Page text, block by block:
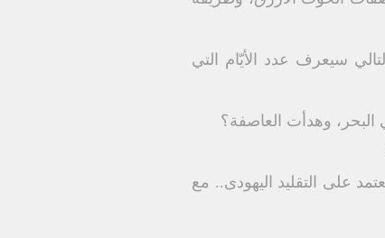
سيعرف عدد الأيّام التي
على التقليد اليهودى.. مع